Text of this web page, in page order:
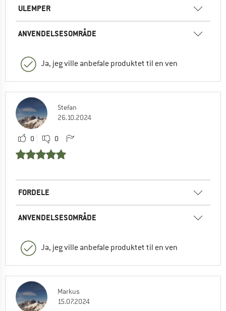
ULEMPER
ANVENDELSESOMRÅDE
Ja, jeg ville anbefale produktet til en ven
Stefan
26.10.2024
0 0
FORDELE
ANVENDELSESOMRÅDE
Ja, jeg ville anbefale produktet til en ven
Markus
15.07.2024